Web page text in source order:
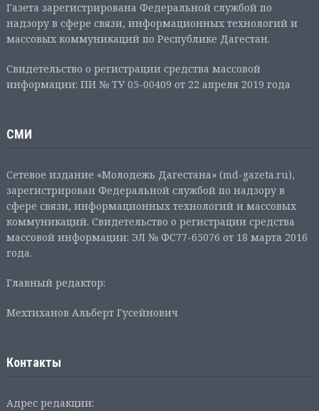
Газета зарегистрирована Федеральной службой по
надзору в сфере связи, информационных технологий и
массовых коммуникаций по Республике Дагестан.
Свидетельство о регистрации средства массовой
информации: ПИ № ТУ 05-00409 от 22 апреля 2019 года
СМИ
Сетевое издание «Молодежь Дагестана» (md-gazeta.ru),
зарегистрирован Федеральной службой по надзору в
сфере связи, информационных технологий и массовых
коммуникаций. Свидетельство о регистрации средства
массовой информации: ЭЛ № ФС77-65076 от 18 марта 2016
года.
Главный редактор:
Мехтиханов Альберт Гусейнович
Контакты
Адрес редакции: